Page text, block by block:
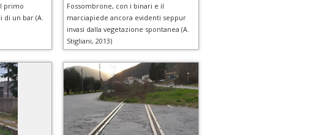
primo
di un bar (A.
Fossombrone, con i binari e il
marciapiede ancora evidenti seppur
invasi dalla vegetazione spontanea (A.
Stigliani, 2013)